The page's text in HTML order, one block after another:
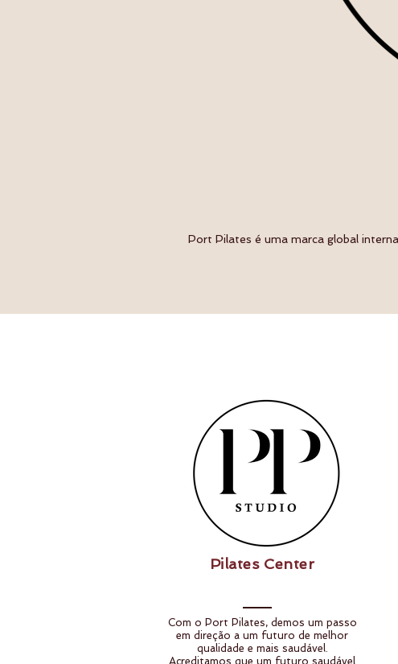
Port Pilates é uma marca global
Pilates Center
Com o Port Pilates, demos um passo
em direção a um futuro de melhor
qualidade e mais saudável.
Acreditamos que um futuro saudável